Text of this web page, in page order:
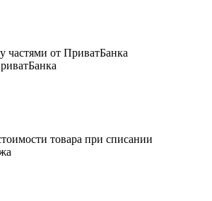
товара при списании